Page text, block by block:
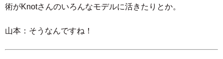
術がKnotさんのいろんなモデルに活きたりとか。
山本：そうなんですね！